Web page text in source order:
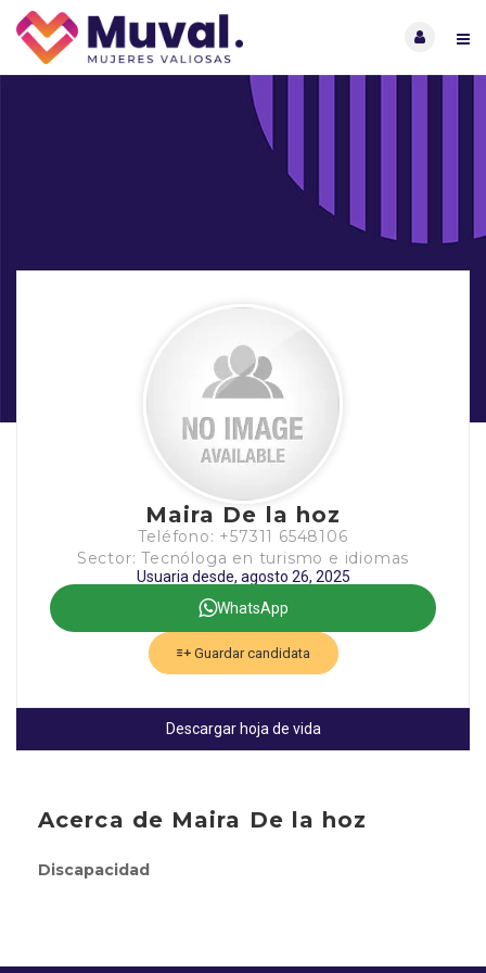
Maira De la hoz
Teléfono: +57311 6548106
Sector: Tecnóloga en turismo e idiomas
Usuaria desde, agosto 26, 2025
WhatsApp
Guardar candidata
Descargar hoja de vida
Acerca de Maira De la hoz
Discapacidad